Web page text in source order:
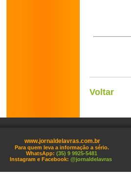
Voltar
www.jornaldelavras.com.br
Para quem leva a informação a sério.
WhatsApp: (35) 9 9925-5481
Instagram e Facebook: @jornaldelavras